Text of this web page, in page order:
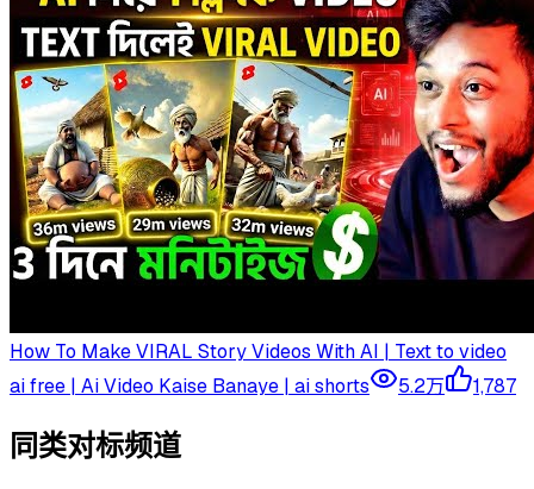
How To Make VIRAL Story Videos With AI | Text to video
ai free | Ai Video Kaise Banaye | ai shorts
5.2万 1,787
同类对标频道